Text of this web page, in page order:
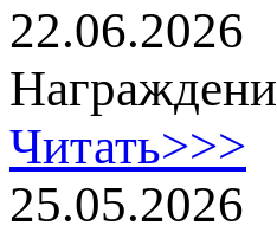
22.06.2026
Читать>>>
25.05.2026